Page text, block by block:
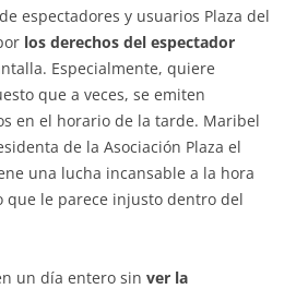
espectadores y usuarios Plaza del
los derechos del espectador
Especialmente, quiere
que a veces, se emiten
en el horario de la tarde. Maribel
de la Asociación Plaza el
una lucha incansable a la hora
le parece injusto dentro del
un día entero sin ver la